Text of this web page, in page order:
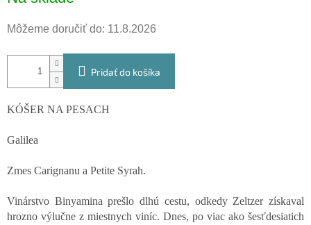
cena:
Môžeme doručiť do: 11.8.2026
Pridať do košíka
KÓŠER NA PESACH
Galilea
Zmes Carignanu a Petite Syrah.
Vinárstvo Binyamina prešlo dlhú cestu, odkedy Zeltzer získaval
hrozno výlučne z miestnych viníc. Dnes, po viac ako šesťdesiatich